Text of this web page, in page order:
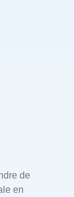
de
en